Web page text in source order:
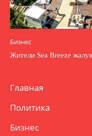
Бизнес
Жители Sea Breeze
Главная
Политика
Бизнес